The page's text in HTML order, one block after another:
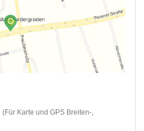
(Für Karte und GPS Breiten-,